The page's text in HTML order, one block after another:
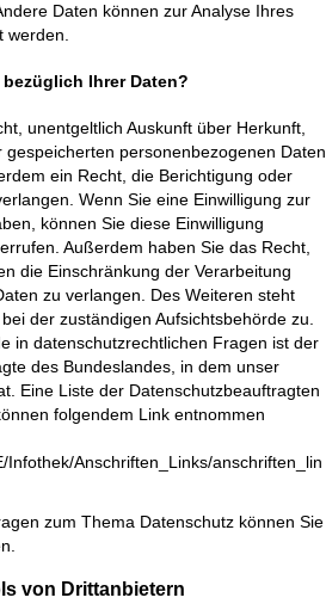
Daten können zur Analyse Ihres
werden.
Ihrer Daten?
unentgeltlich Auskunft über Herkunft,
personenbezogenen Daten
ein Recht, die Berichtigung oder
Wenn Sie eine Einwilligung zur
können Sie diese Einwilligung
Außerdem haben Sie das Recht,
die Einschränkung der Verarbeitung
zu verlangen. Des Weiteren steht
der zuständigen Aufsichtsbehörde zu.
in datenschutzrechtlichen Fragen ist der
des Bundeslandes, in dem unser
Eine Liste der Datenschutzbeauftragten
folgendem Link entnommen
Infothek/Anschriften_Links/anschriften_lin
zum Thema Datenschutz können Sie
von Dritt­anbietern